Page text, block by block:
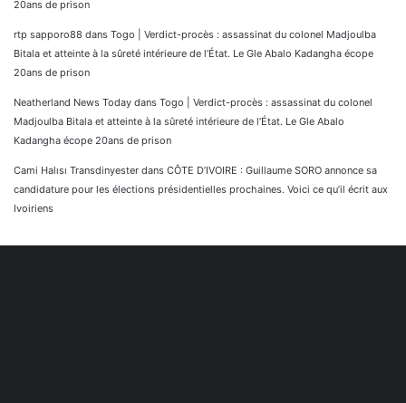
20ans de prison
rtp sapporo88 dans Togo | Verdict-procès : assassinat du colonel Madjoulba
Bitala et atteinte à la sûreté intérieure de l’État. Le Gle Abalo Kadangha écope
20ans de prison
Neatherland News Today dans Togo | Verdict-procès : assassinat du colonel
Madjoulba Bitala et atteinte à la sûreté intérieure de l’État. Le Gle Abalo
Kadangha écope 20ans de prison
Cami Halısı Transdinyester dans CÔTE D’IVOIRE : Guillaume SORO annonce sa
candidature pour les élections présidentielles prochaines. Voici ce qu’il écrit aux
Ivoiriens